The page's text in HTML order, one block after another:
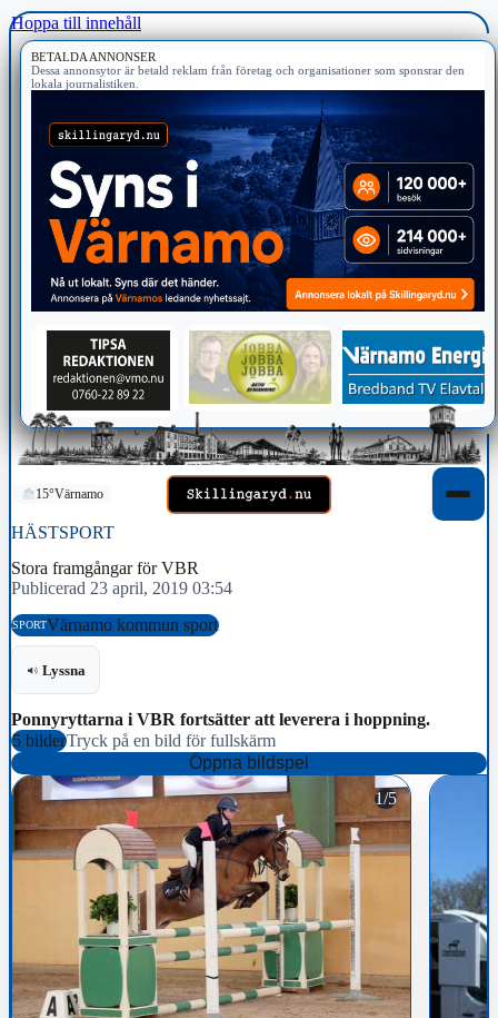
Hoppa till innehåll
BETALDA ANNONSER
Dessa annonsytor är betald reklam från företag och organisationer som sponsrar den
lokala journalistiken.
15°Värnamo
HÄSTSPORT
Stora framgångar för VBR
Publicerad 23 april, 2019 03:54
SPORTVärnamo kommun sport
Lyssna
Ponnyryttarna i VBR fortsätter att leverera i hoppning.
5 bilderTryck på en bild för fullskärm
Öppna bildspel
1/5